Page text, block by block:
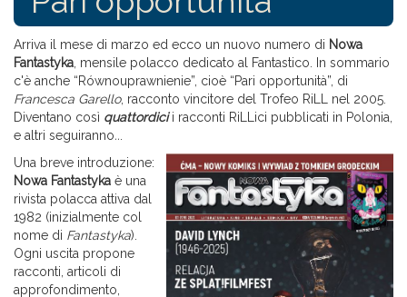
Arriva il mese di marzo ed ecco un nuovo numero di Nowa
Fantastyka , mensile polacco dedicato al Fantastico. In sommario
c'è anche “Równouprawnienie”, cioè “Pari opportunità”, di
Francesca Garello, racconto vincitore del Trofeo RiLL nel 2005.
Diventano così quattordicii racconti RiLLici pubblicati in Polonia,
e altri seguiranno..
Una breve introduzione:
Nowa Fantastyka è una
rivista polacca attiva dal
1982 (inizialmente col
nome di Fantastyka).
Ogni uscita propone
racconti, articoli di
approfondimento,